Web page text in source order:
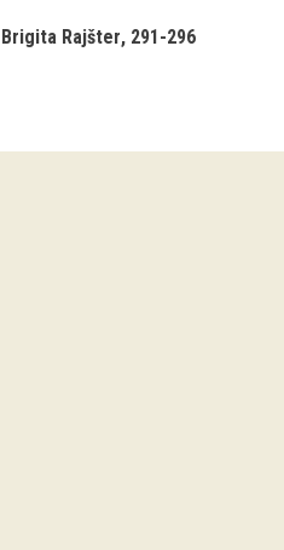
Brigita Rajšter 291-296